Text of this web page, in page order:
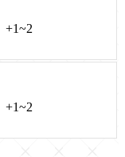
+1~2
+1~2